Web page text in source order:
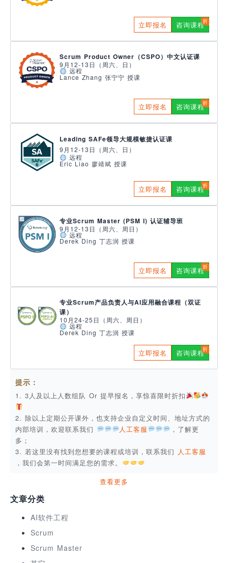
立即报名 咨询课程
Scrum Product Owner（CSPO）中文认证课
9月12-13日（周六、日）
远程
Lance Zhang 张宁宁 授课
立即报名 咨询课程
Leading SAFe领导大规模敏捷认证课
9月12-13日（周六、日）
远程
Eric Liao 廖靖斌 授课
立即报名 咨询课程
专业Scrum Master (PSM I) 认证辅导班
9月12-13日（周六、周日）
远程
Derek Ding 丁志润 授课
立即报名 咨询课程
专业Scrum产品负责人与AI应用融合课程（双证
课）
10月24-25日（周六、周日）
远程
Derek Ding 丁志润 授课
立即报名 咨询课程
提示：
1. 3人及以上人数组队 Or 提早报名，享惊喜限时折扣
2. 除以上定期公开课外，也支持企业自定义时间、地址方式的
内部培训，欢迎联系我们
人工客服
，了解更
多；
3. 若这里没有找到您想要的课程或培训，联系我们 人工客服
，我们会第一时间满足您的需求。
查看更多
文章分类
AI软件工程
Scrum
Scrum Master